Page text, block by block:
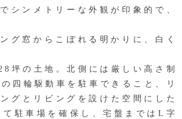
シンメトリーな外観が印象的で、
窓からこぼれる明かりに、白く
坪の土地。北側には厳しい高さ制
四輪駆動車を駐車できること、リ
グとリビングを設けた空間にした
駐車場を確保し、宅盤まではL字